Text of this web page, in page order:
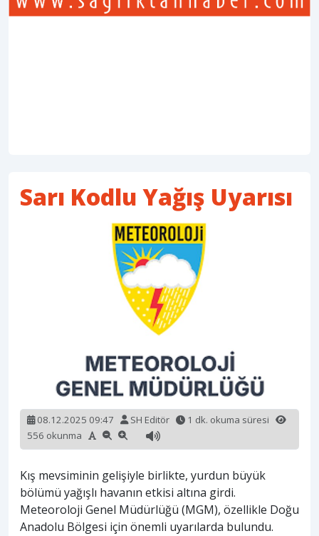
Sarı Kodlu Yağış Uyarısı
08.12.2025 09:47 SH Editör
1 dk. okuma süresi
556 okunma
Kış mevsiminin gelişiyle birlikte, yurdun büyük
bölümü yağışlı havanın etkisi altına girdi.
Meteoroloji Genel Müdürlüğü (MGM), özellikle Doğu
Anadolu Bölgesi için önemli uyarılarda bulundu.